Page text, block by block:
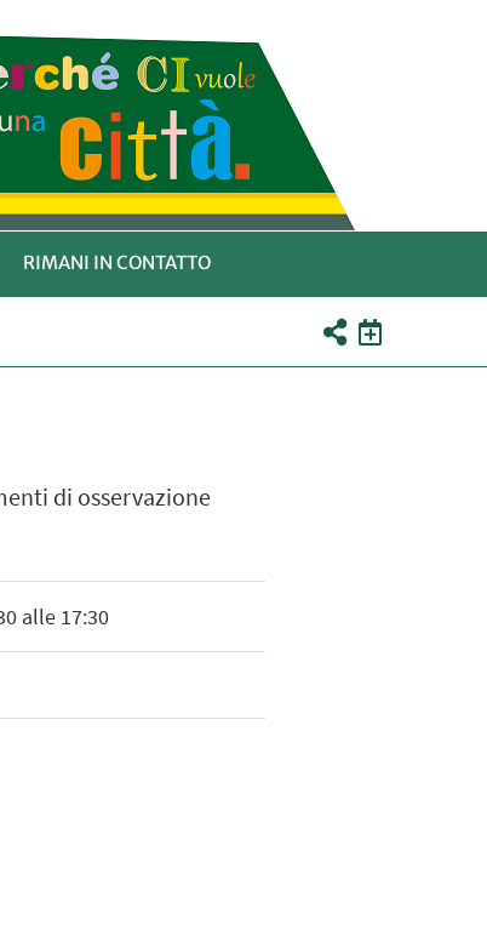
RIMANI IN CONTATTO
di osservazione
alle 17:30